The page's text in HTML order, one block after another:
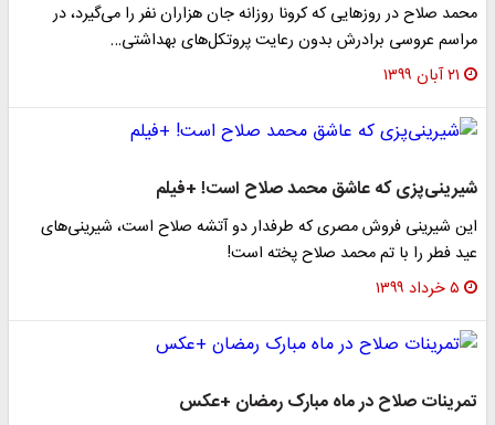
محمد صلاح در روزهایی که کرونا روزانه جان هزاران نفر را می‌گیرد، در
مراسم عروسی برادرش بدون رعایت پروتکل‌های بهداشتی…
۲۱ آبان ۱۳۹۹
شیرینی‌پزی که عاشق محمد صلاح است! +فیلم
این شیرینی فروش مصری که طرفدار دو آتشه صلاح است، شیرینی‌های
عید فطر را با تم محمد صلاح پخته است!
۵ خرداد ۱۳۹۹
تمرینات صلاح در ماه مبارک رمضان +عکس